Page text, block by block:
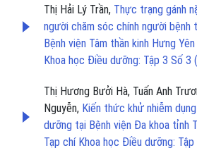
Thị Hải Lý Trần, Thực trạng gánh
người chăm sóc chính người bệnh
Bệnh viện Tâm thần kinh Hưng
Khoa học Điều dưỡng: Tập 3 Số 3
Thị Hương Bưởi Hà, Tuấn Anh
Nguyễn, Kiến thức khử nhiễm
dưỡng tại Bệnh viện Đa khoa tỉnh
Tạp chí Khoa học Điều dưỡng: